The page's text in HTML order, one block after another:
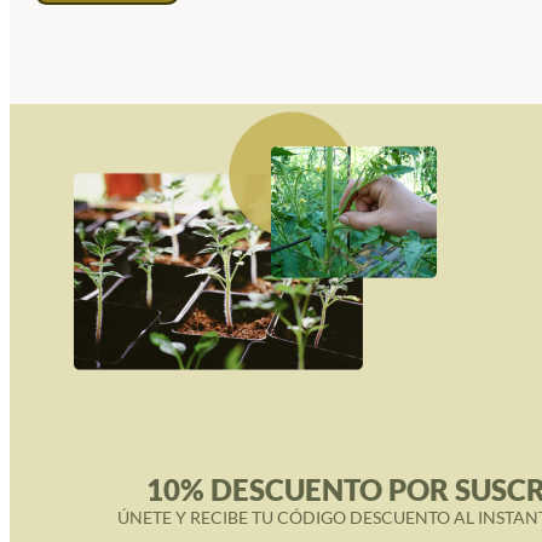
10% DESCUENTO POR
ÚNETE Y RECIBE TU CÓDIGO DESCUENTO AL